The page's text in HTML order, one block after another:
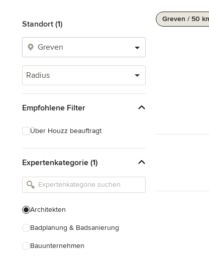
Standort (1)
Radius
Empfohlene Filter
Über Houzz beauftragt
Expertenkategorie (1)
Architekten
Badplanung & Badsanierung
Bauunternehmen
Greven / 50